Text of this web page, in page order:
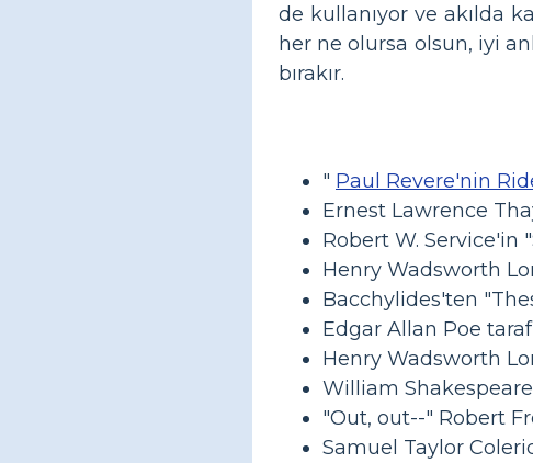
de kullanıyor ve akılda
her ne olursa olsun, iyi
bırakır.
" Paul Revere'nin
Ernest Lawrence
Robert W. Service'in
Henry Wadsworth
Bacchylides'ten
Edgar Allan Poe
Henry Wadsworth
William
"Out, out--" Robert
Samuel Taylor